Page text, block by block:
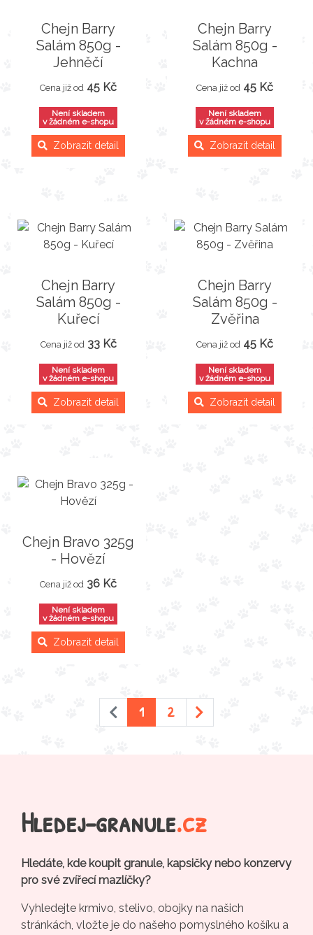
Chejn Barry
Salám 850g -
Jehněčí
Cena již od 45 Kč
Není skladem
v žádném e-shopu
Zobrazit detail
Chejn Barry
Salám 850g -
Kachna
Cena již od 45 Kč
Není skladem
v žádném e-shopu
Zobrazit detail
Chejn Barry
Salám 850g -
Kuřecí
Cena již od 33 Kč
Není skladem
v žádném e-shopu
Zobrazit detail
Chejn Barry
Salám 850g -
Zvěřina
Cena již od 45 Kč
Není skladem
v žádném e-shopu
Zobrazit detail
Chejn Bravo 325g
- Hovězí
Cena již od 36 Kč
Není skladem
v žádném e-shopu
Zobrazit detail
1 2
Hledej-granule.cz
Hledáte, kde koupit granule, kapsičky nebo konzervy
pro své zvířecí mazlíčky?
Vyhledejte krmivo, stelivo, obojky na našich
stránkách, vložte je do našeho pomyslného košíku a